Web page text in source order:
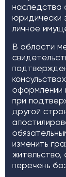
наследства
юридически
личное
В области
оформлении
при
другой
изменить
жительство,
перечень